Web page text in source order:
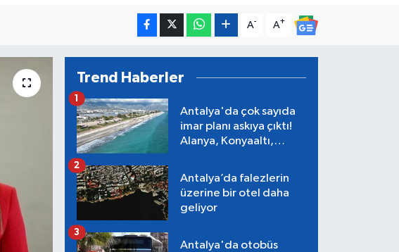
A- A+
Trend Haberler
Antalya'da çok sayıda
imar planı askıya çıktı!
Alanya, Konyaaltı,
1
Antalya’da falezlerin
üzerine bir otel daha
geliyor
2
Antalya'da otobüs
3